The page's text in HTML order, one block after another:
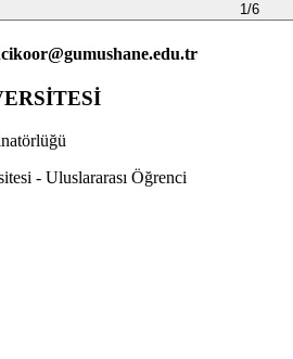
1/6
- Uluslararası Öğrenci